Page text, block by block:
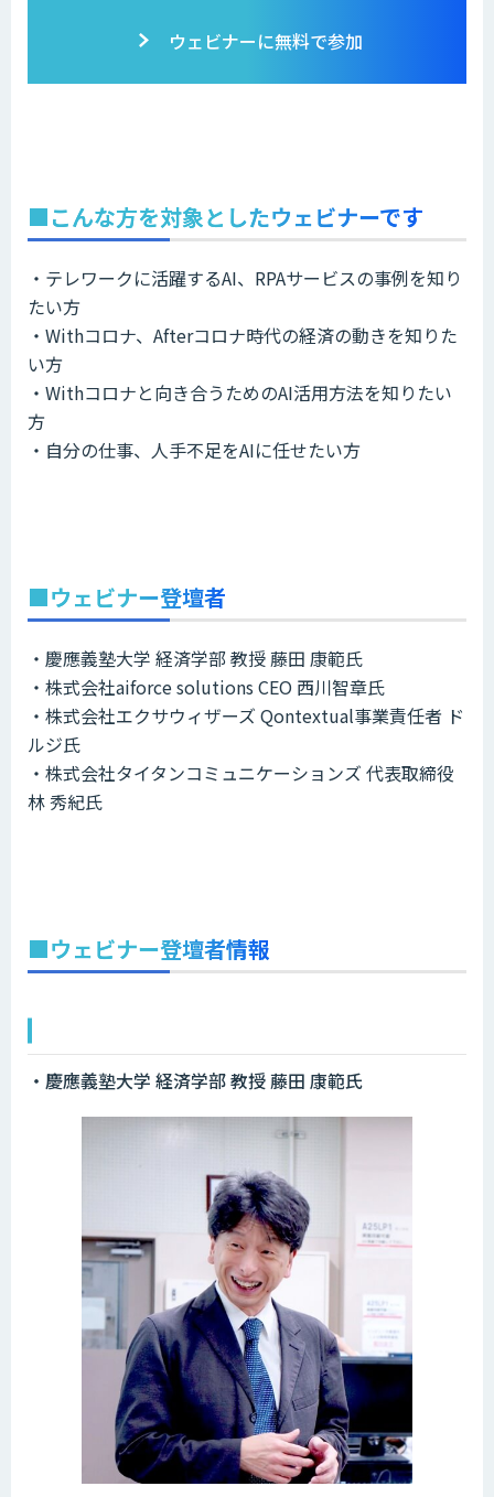
ウェビナーに無料で参加
■こんな方を対象としたウェビナーです
・テレワークに活躍するAI、RPAサービスの事例を知り
たい方
・Withコロナ、Afterコロナ時代の経済の動きを知りた
い方
・Withコロナと向き合うためのAI活用方法を知りたい
方
・自分の仕事、人手不足をAIに任せたい方
■ウェビナー登壇者
・慶應義塾大学 経済学部 教授 藤田 康範氏
・株式会社aiforce solutions CEO 西川智章氏
・株式会社エクサウィザーズ Qontextual事業責任者 ド
ルジ氏
・株式会社タイタンコミュニケーションズ 代表取締役
林 秀紀氏
■ウェビナー登壇者情報
・慶應義塾大学 経済学部 教授 藤田 康範氏